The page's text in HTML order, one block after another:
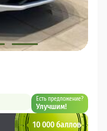
Есть предложение?
Улучшим!
10 000 баллов